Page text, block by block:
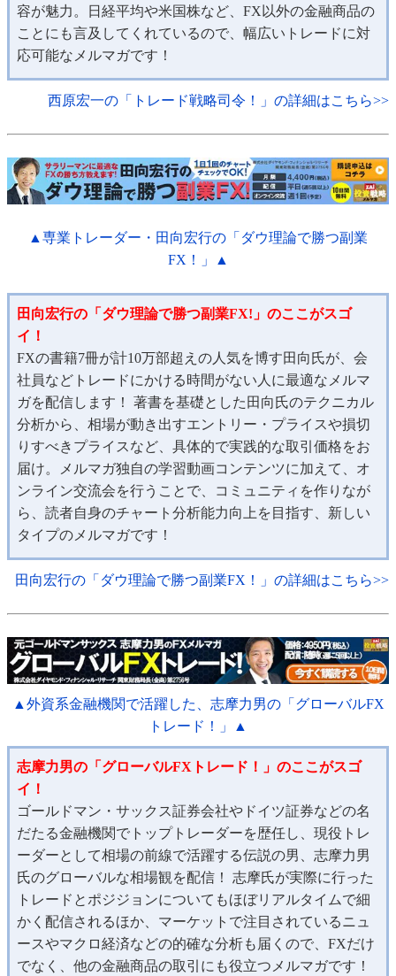
容が魅力。日経平均や米国株など、FX以外の金融商品の
ことにも言及してくれているので、幅広いトレードに対
応可能なメルマガです！
西原宏一の「トレード戦略司令！」の詳細はこちら>>
▲専業トレーダー・田向宏行の「ダウ理論で勝つ副業
FX！」▲
田向宏行の「ダウ理論で勝つ副業FX!」のここがスゴ
イ！
FXの書籍7冊が計10万部超えの人気を博す田向氏が、会
社員などトレードにかける時間がない人に最適なメルマ
ガを配信します！ 著書を基礎とした田向氏のテクニカル
分析から、相場が動き出すエントリー・プライスや損切
りすべきプライスなど、具体的で実践的な取引価格をお
届け。メルマガ独自の学習動画コンテンツに加えて、オ
ンライン交流会を行うことで、コミュニティを作りなが
ら、読者自身のチャート分析能力向上を目指す、新しい
タイプのメルマガです！
田向宏行の「ダウ理論で勝つ副業FX！」の詳細はこちら>>
▲外資系金融機関で活躍した、志摩力男の「グローバルFX
トレード！」▲
志摩力男の「グローバルFXトレード！」のここがスゴ
イ！
ゴールドマン・サックス証券会社やドイツ証券などの名
だたる金融機関でトップトレーダーを歴任し、現役トレ
ーダーとして相場の前線で活躍する伝説の男、志摩力男
氏のグローバルな相場観を配信！ 志摩氏が実際に行った
トレードとポジジョンについてもほぼリアルタイムで細
かく配信されるほか、マーケットで注目されているニュ
ースやマクロ経済などの的確な分析も届くので、FXだけ
でなく、他の金融商品の取引にも役立つメルマガです！